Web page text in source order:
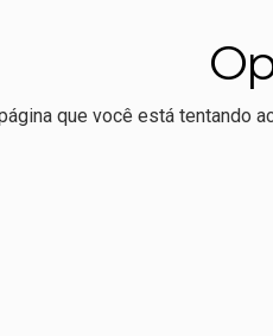
livro sobre Totó Paes
Max sela apoio à reeleição
que você está tentando